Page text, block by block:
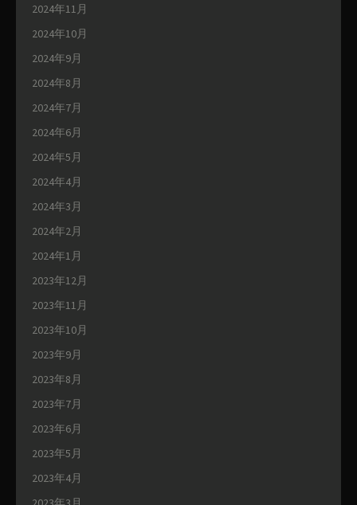
2024年11月
2024年10月
2024年9月
2024年8月
2024年7月
2024年6月
2024年5月
2024年4月
2024年3月
2024年2月
2024年1月
2023年12月
2023年11月
2023年10月
2023年9月
2023年8月
2023年7月
2023年6月
2023年5月
2023年4月